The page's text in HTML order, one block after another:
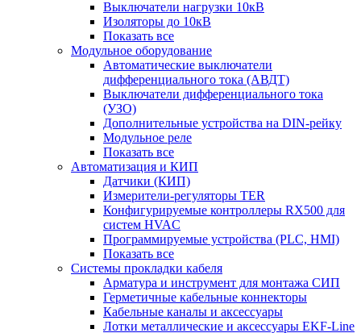
Выключатели нагрузки 10кВ
Изоляторы до 10кВ
Показать все
Модульное оборудование
Автоматические выключатели
дифференциального тока (АВДТ)
Выключатели дифференциального тока
(УЗО)
Дополнительные устройства на DIN-рейку
Модульное реле
Показать все
Автоматизация и КИП
Датчики (КИП)
Измерители-регуляторы TER
Конфигурируемые контроллеры RX500 для
систем HVAC
Программируемые устройства (PLC, HMI)
Показать все
Системы прокладки кабеля
Арматура и инструмент для монтажа СИП
Герметичные кабельные коннекторы
Кабельные каналы и аксессуары
Лотки металлические и аксессуары EKF-Line